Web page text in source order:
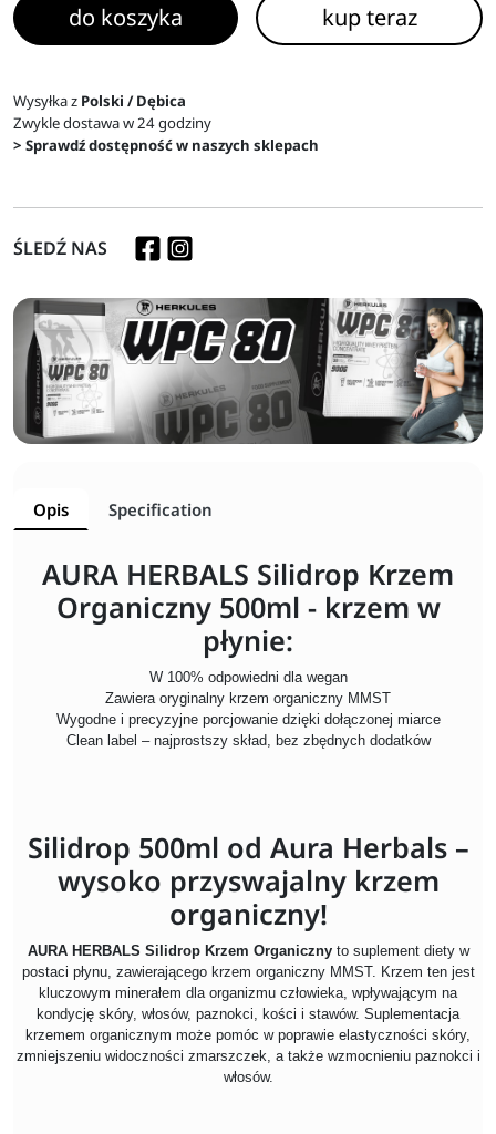
do koszyka kup teraz
Wysyłka z Polski / Dębica
Zwykle dostawa w 24 godziny
> Sprawdź dostępność w naszych sklepach
ŚLEDŹ NAS
Opis Specification
AURA HERBALS Silidrop Krzem
Organiczny 500ml - krzem w
płynie:
W 100% odpowiedni dla wegan
Zawiera oryginalny krzem organiczny MMST
Wygodne i precyzyjne porcjowanie dzięki dołączonej miarce
Clean label – najprostszy skład, bez zbędnych dodatków
Silidrop 500ml od Aura Herbals –
wysoko przyswajalny krzem
organiczny!
AURA HERBALS Silidrop Krzem Organiczny to suplement diety w
postaci płynu, zawierającego krzem organiczny MMST. Krzem ten jest
kluczowym minerałem dla organizmu człowieka, wpływającym na
kondycję skóry, włosów, paznokci, kości i stawów. Suplementacja
krzemem organicznym może pomóc w poprawie elastyczności skóry,
zmniejszeniu widoczności zmarszczek, a także wzmocnieniu paznokci i
włosów.